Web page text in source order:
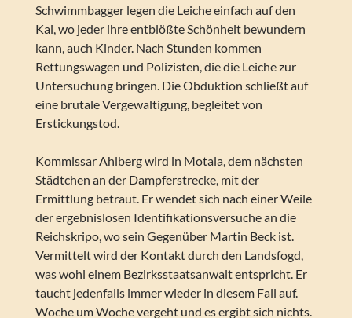
Schwimmbagger legen die Leiche einfach auf den
Kai, wo jeder ihre entblößte Schönheit bewundern
kann, auch Kinder. Nach Stunden kommen
Rettungswagen und Polizisten, die die Leiche zur
Untersuchung bringen. Die Obduktion schließt auf
eine brutale Vergewaltigung, begleitet von
Erstickungstod.
Kommissar Ahlberg wird in Motala, dem nächsten
Städtchen an der Dampferstrecke, mit der
Ermittlung betraut. Er wendet sich nach einer Weile
der ergebnislosen Identifikationsversuche an die
Reichskripo, wo sein Gegenüber Martin Beck ist.
Vermittelt wird der Kontakt durch den Landsfogd,
was wohl einem Bezirksstaatsanwalt entspricht. Er
taucht jedenfalls immer wieder in diesem Fall auf.
Woche um Woche vergeht und es ergibt sich nichts.